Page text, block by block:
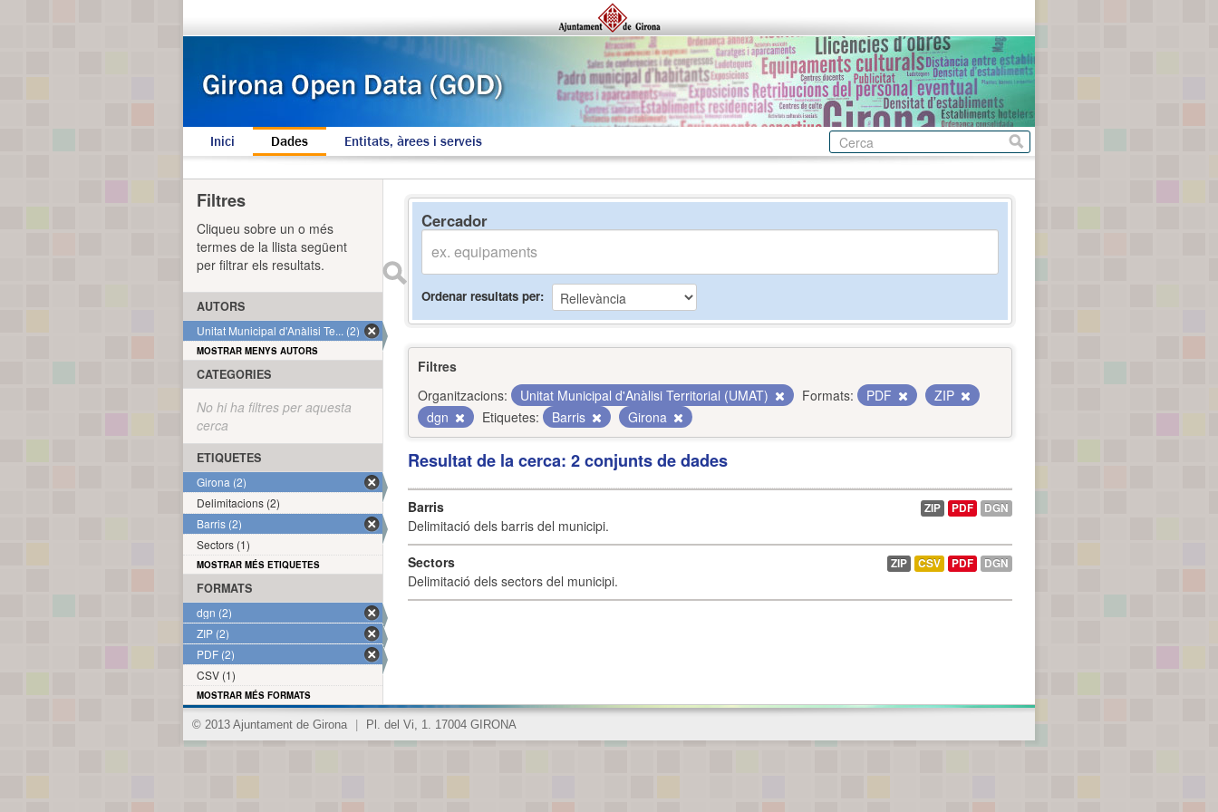
Inici Dades Entitats, àrees i serveis
Cercador
Ordenar resultats per
Filtres
Organitzacions:
Unitat Municipal d'Anàlisi Territorial (UMAT) Formats: PDF
ZIP
dgn
Etiquetes: Barris Girona
Resultat de la cerca: 2 conjunts de dades
Barris
Delimitació dels barris del municipi.
ZIP PDF DGN
Sectors
Delimitació dels sectors del municipi.
ZIP CSV PDF DGN
Filtres
Cliqueu sobre un o més
termes de la llista següent
per filtrar els resultats.
AUTORS
Unitat Municipal d'Anàlisi Te... (2)
MOSTRAR MENYS AUTORS
CATEGORIES
No hi ha filtres per aquesta
cerca
ETIQUETES
Girona (2)
Delimitacions (2)
Barris (2)
Sectors (1)
MOSTRAR MÉS ETIQUETES
FORMATS
dgn (2)
ZIP (2)
PDF (2)
CSV (1)
MOSTRAR MÉS FORMATS
© 2013 Ajuntament de Girona Pl. del Vi, 1. 17004 GIRONA